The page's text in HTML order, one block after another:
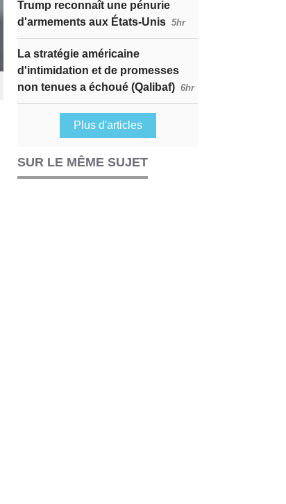
Trump reconnaît une pénurie
d'armements aux États-Unis 5hr
La stratégie américaine
d'intimidation et de promesses
non tenues a échoué (Qalibaf) 6hr
Plus d'articles
SUR LE MÊME SUJET